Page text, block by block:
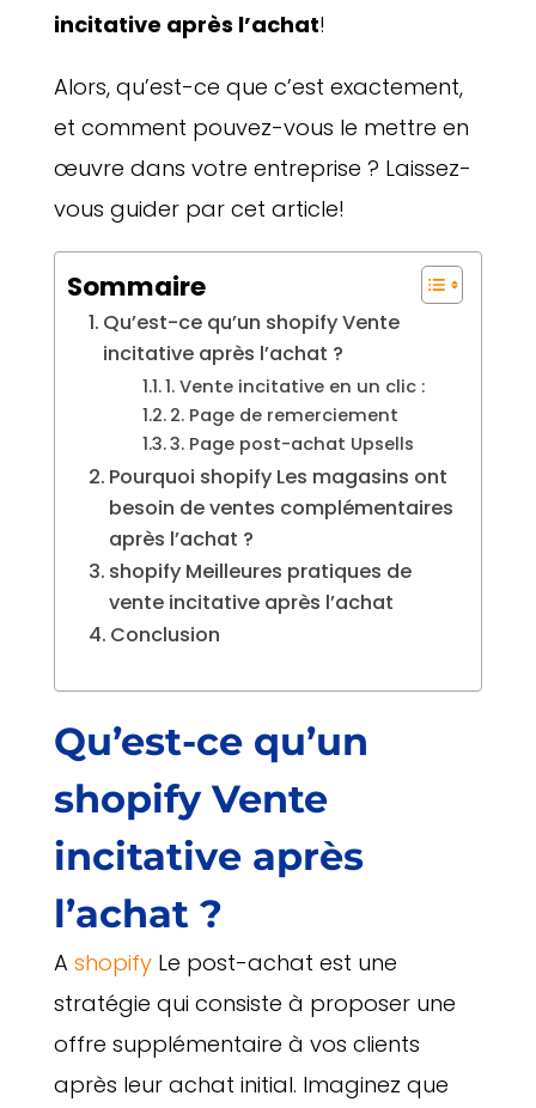
incitative après l’achat!
Alors, qu’est-ce que c’est exactement,
et comment pouvez-vous le mettre en
œuvre dans votre entreprise ? Laissez-
vous guider par cet article!
Sommaire
Qu’est-ce qu’un shopify Vente
incitative après l’achat ?
1. Vente incitative en un clic :
2. Page de remerciement
3. Page post-achat Upsells
Pourquoi shopify Les magasins ont
besoin de ventes complémentaires
après l’achat ?
shopify Meilleures pratiques de
vente incitative après l’achat
Conclusion
Qu’est-ce qu’un
shopifyVente
incitative après
l’achat ?
A shopifyLe post-achat est une
stratégie qui consiste à proposer une
offre supplémentaire à vos clients
après leur achat initial. Imaginez que